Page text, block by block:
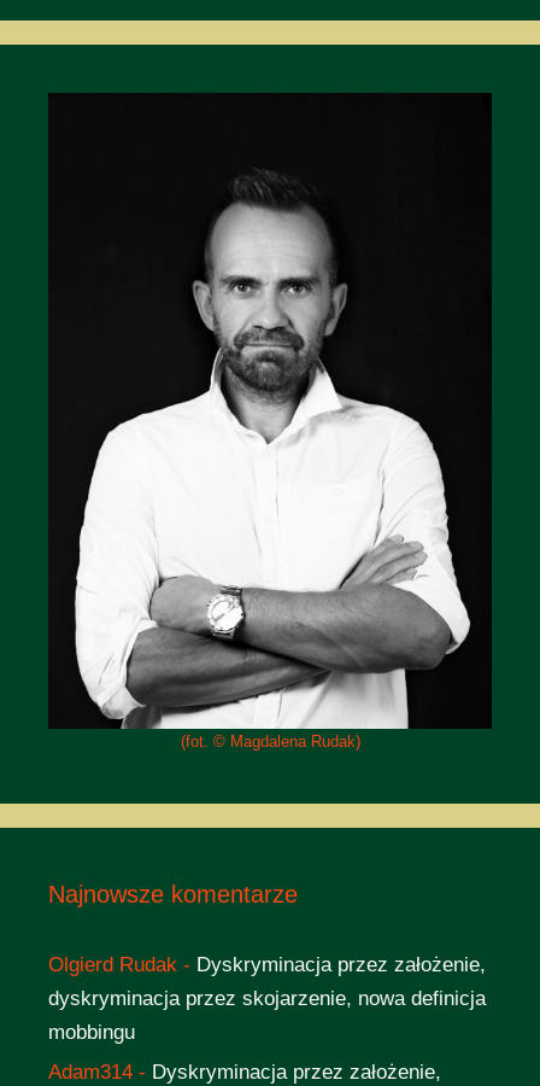
(fot. © Magdalena Rudak)
Najnowsze komentarze
Olgierd Rudak - Dyskryminacja przez założenie,
dyskryminacja przez skojarzenie, nowa definicja
mobbingu
Adam314 - Dyskryminacja przez założenie,